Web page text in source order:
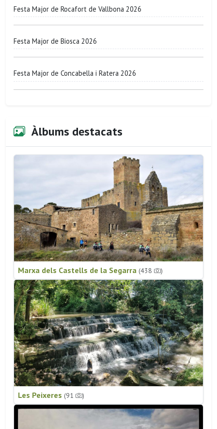
Festa Major de Rocafort de Vallbona 2026
Festa Major de Biosca 2026
Festa Major de Concabella i Ratera 2026
Àlbums destacats
Marxa dels Castells de la Segarra (438 )
Les Peixeres (91 )